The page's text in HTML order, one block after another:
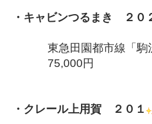
・キャビンつるまき ２０
東急田園都市線「
75,000円
・クレール上用賀 ２０１